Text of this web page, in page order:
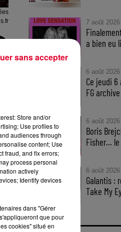
7 août 2026
a bien eu
6 août 2026
Ce jeudi
FG
6 août 2026
Boris
Fisher…
6 août 2026
Galantis :
Take My
Store and/or
Use profiles to
audiences through
content; Use
fraud, and fix errors;
process personal
actively
Identify devices
dans "Gérer
que pour
cookies" situé en
sans accepter